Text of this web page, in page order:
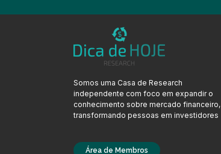
Somos uma Casa de Research
independente com foco em expandir o
conhecimento sobre mercado financeiro,
transformando pessoas em investidores
Área de Membros